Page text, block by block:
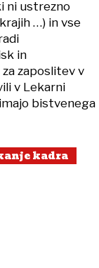
ni ustrezno
…) in vse
in
zaposlitev v
v Lekarni
bistvenega
kadra